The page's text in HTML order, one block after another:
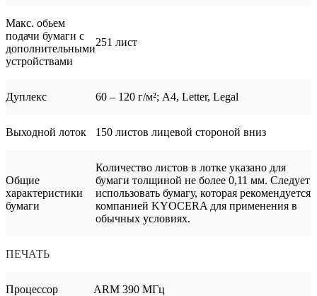
Макс. обьем
подачи бумаги с
дополнительными
устройствами
251 лист
Дуплекс 60 – 120 г/м²; A4, Letter, Legal
Выходной лоток 150 листов лицевой стороной вниз
Общие
характеристики
бумаги
Количество листов в лотке указано для
бумаги толщиной не более 0,11 мм. Следует
использовать бумагу, которая рекомендуется
компанией KYOCERA для применения в
обычных условиях.
ПЕЧАТЬ
Процессор ARM 390 МГц